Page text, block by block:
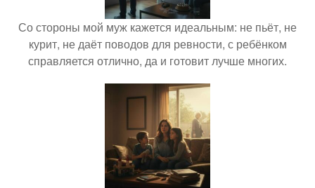
Со стороны мой муж кажется идеальным: не пьёт, не
курит, не даёт поводов для ревности, с ребёнком
справляется отлично, да и готовит лучше многих.